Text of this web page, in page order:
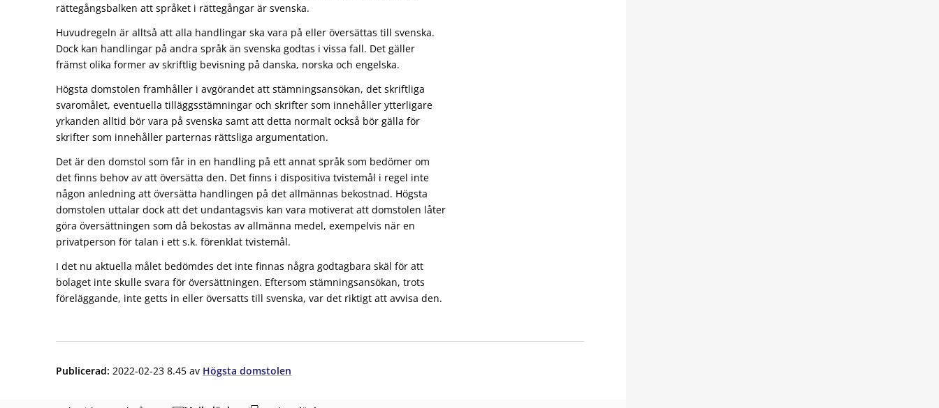
rättegångsbalken att språket i rättegångar är svenska.
Huvudregeln är alltså att alla handlingar ska vara på eller översättas till svenska.
Dock kan handlingar på andra språk än svenska godtas i vissa fall. Det gäller
främst olika former av skriftlig bevisning på danska, norska och engelska.
Högsta domstolen framhåller i avgörandet att stämningsansökan, det skriftliga
svaromålet, eventuella tilläggsstämningar och skrifter som innehåller ytterligare
yrkanden alltid bör vara på svenska samt att detta normalt också bör gälla för
skrifter som innehåller parternas rättsliga argumentation.
Det är den domstol som får in en handling på ett annat språk som bedömer om
det finns behov av att översätta den. Det finns i dispositiva tvistemål i regel inte
någon anledning att översätta handlingen på det allmännas bekostnad. Högsta
domstolen uttalar dock att det undantagsvis kan vara motiverat att domstolen låter
göra översättningen som då bekostas av allmänna medel, exempelvis när en
privatperson för talan i ett s.k. förenklat tvistemål.
I det nu aktuella målet bedömdes det inte finnas några godtagbara skäl för att
bolaget inte skulle svara för översättningen. Eftersom stämningsansökan, trots
föreläggande, inte getts in eller översatts till svenska, var det riktigt att avvisa den.
Publicerad: 2022-02-23 8.45 av Högsta domstolen